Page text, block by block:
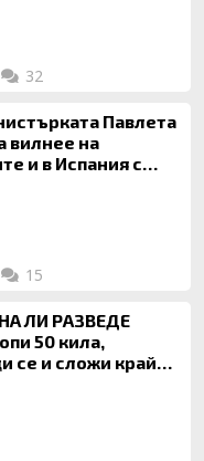
32
Павлета
вилнее на
и в Испания с
15
ЛИ РАЗВЕДЕ
50 кила,
се и сложи край